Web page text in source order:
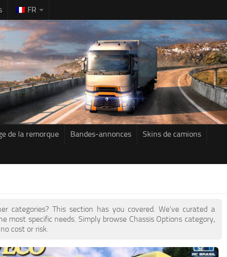
FR
de la remorque Bandes-annonces Skins de camions
This section has you covered. We've curated a
specific needs. Simply browse Chassis Options category,
cost or risk.